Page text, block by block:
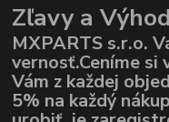
Zľavy a
MXPARTS s.r.o.
vernosť.Ceníme si
Vám z každej
5% na každý